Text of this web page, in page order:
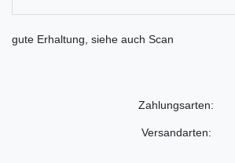
gute Erhaltung, siehe auch Scan
Zahlungsarten:
Versandarten: